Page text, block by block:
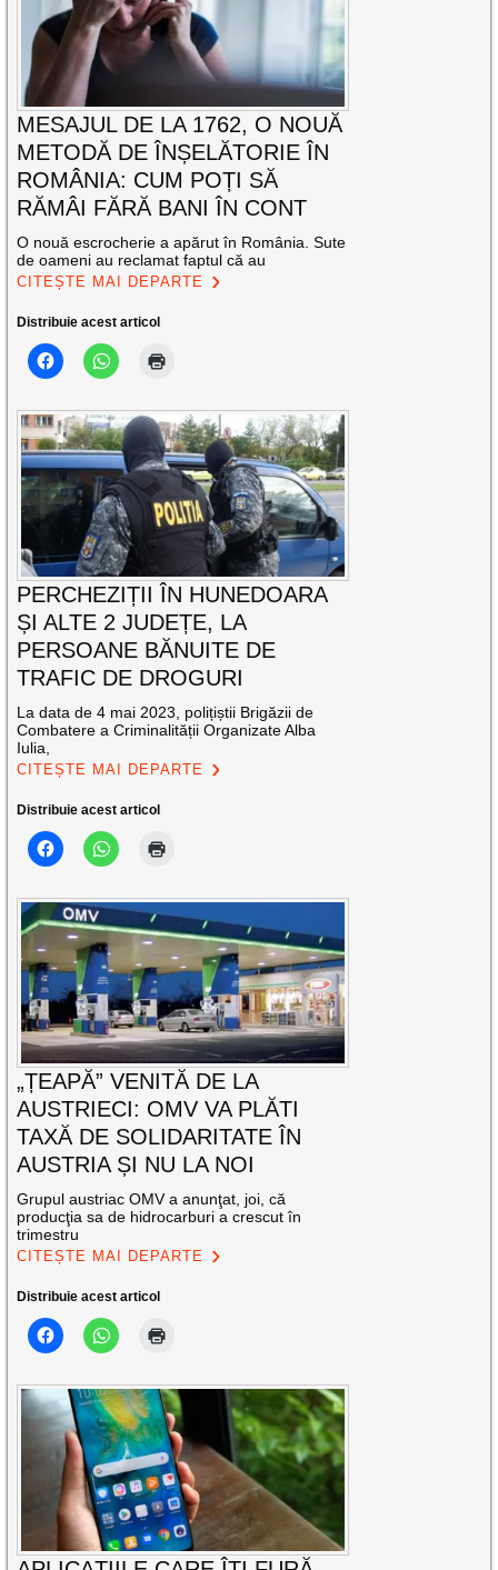
MESAJUL DE LA 1762, O NOUĂ
METODĂ DE ÎNȘELĂTORIE ÎN
ROMÂNIA: CUM POȚI SĂ
RĂMÂI FĂRĂ BANI ÎN CONT
O nouă escrocherie a apărut în România. Sute
de oameni au reclamat faptul că au
CITEȘTE MAI DEPARTE
Distribuie acest articol
PERCHEZIȚII ÎN HUNEDOARA
ȘI ALTE 2 JUDEȚE, LA
PERSOANE BĂNUITE DE
TRAFIC DE DROGURI
La data de 4 mai 2023, polițiștii Brigăzii de
Combatere a Criminalității Organizate Alba
Iulia,
CITEȘTE MAI DEPARTE
Distribuie acest articol
„ȚEAPĂ” VENITĂ DE LA
AUSTRIECI: OMV VA PLĂTI
TAXĂ DE SOLIDARITATE ÎN
AUSTRIA ȘI NU LA NOI
Grupul austriac OMV a anunţat, joi, că
producţia sa de hidrocarburi a crescut în
trimestru
CITEȘTE MAI DEPARTE
Distribuie acest articol